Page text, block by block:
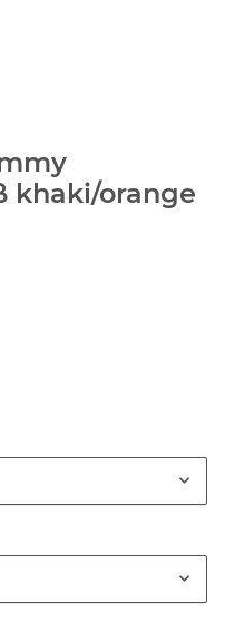
khaki/orange